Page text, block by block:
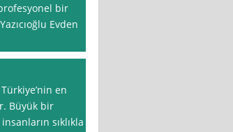
bir
Evden
en
Büyük bir
sıklıkla